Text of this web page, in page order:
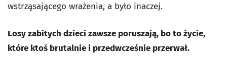
wstrząsającego wrażenia, a było inaczej.
Losy zabitych dzieci zawsze poruszają, bo to życie,
które ktoś brutalnie i przedwcześnie przerwał.